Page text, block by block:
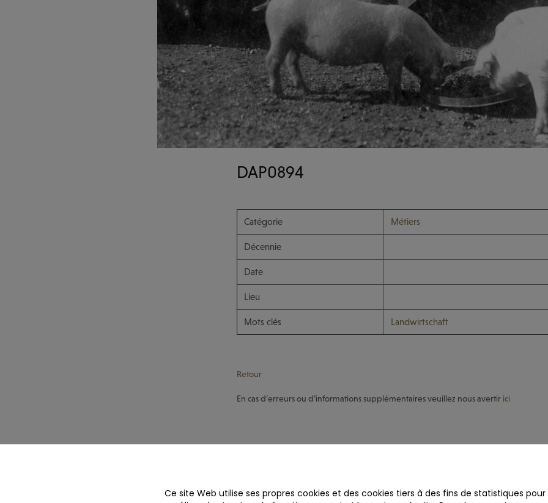
DAP0894
Catégorie Métiers
Décennie
Date
Lieu
Mots clés Landwirtschaft
Retour
En cas d’erreurs ou d’informations supplémentaires veuillez nous avertir ici
Ce site Web utilise ses propres cookies et des cookies tiers à des fins de statistiques pour